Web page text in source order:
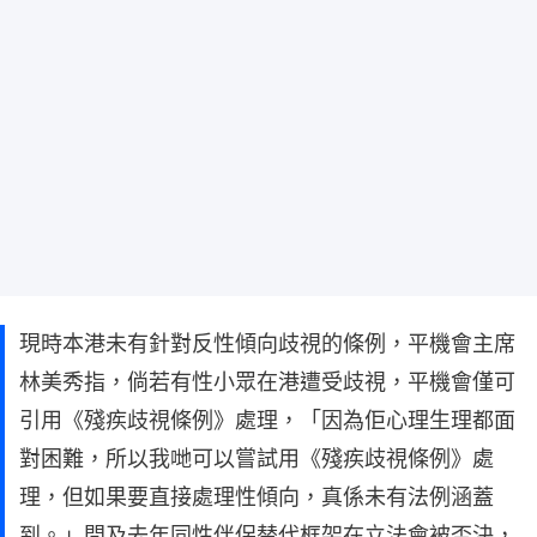
現時本港未有針對反性傾向歧視的條例，平機會主席
林美秀指，倘若有性小眾在港遭受歧視，平機會僅可
引用《殘疾歧視條例》處理，「因為佢心理生理都面
對困難，所以我哋可以嘗試用《殘疾歧視條例》處
理，但如果要直接處理性傾向，真係未有法例涵蓋